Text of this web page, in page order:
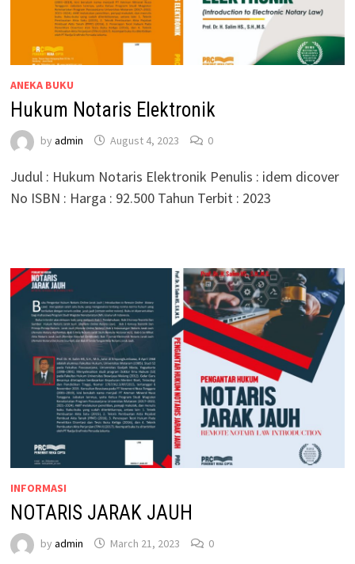
ANEKA BUKU
Hukum Notaris Elektronik
by admin August 4, 2023 0
Judul : Hukum Notaris Elektronik Penulis : idem dicover
No ISBN : Harga : 92.500 Tahun Terbit : 2023
INFORMASI
NOTARIS JARAK JAUH
by admin March 21, 2023 0